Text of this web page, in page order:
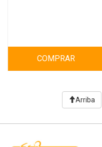
COMPRAR
Arriba